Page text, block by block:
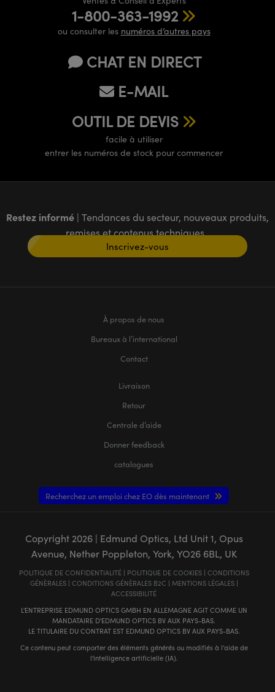
1-800-363-1992
ou consulter les numéros d’autres pays
CHAT EN DIRECT
E-MAIL
OUTIL DE DEVIS
facile à utiliser
entrer les numéros de stock pour commencer
Restez informé | Tendances du secteur, nouveaux produits,
remises et contenus techniques
Inscrivez-vous
À propos de nous
Bureaux à l’international
Contact
Livraison
Retour
Centrale d’aide
Donner feedback
catalogues
Recherchez un emploi chez EO dès maintenant
Copyright 2026| Edmund Optics, Ltd Unit 1, Opus
Avenue, Nether Poppleton, York, YO26 6BL, UK
POLITIQUE DE CONFIDENTIALITÉ| POLITIQUE DE COOKIES| CONDITIONS
GÉNÈRALES| CONDITIONS GÉNÈRALES B2C | MENTIONS LÉGALES|
ACCESSIBILITÉ
L'ENTREPRISE EDMUND OPTICS GMBH EN ALLEMAGNE AGIT COMME UN
MANDATAIRE D'EDMUND OPTICS BV AUX PAYS-BAS.
LE TITULAIRE DU CONTRAT EST EDMUND OPTICS BV AUX PAYS-BAS.
Ce contenu peut comporter des éléments générés ou modifiés à l'aide de
l'intelligence artificielle (IA).